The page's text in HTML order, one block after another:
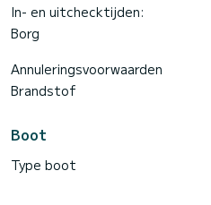
In- en uitchecktijden:
Borg
Annuleringsvoorwaarden
Brandstof
Boot
Type boot